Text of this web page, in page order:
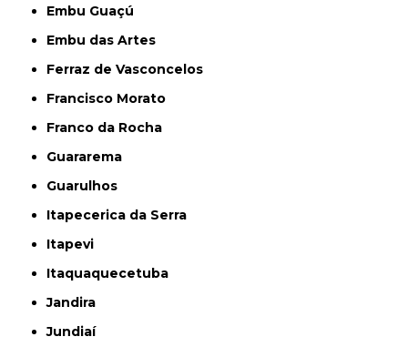
Embu Guaçú
Embu das Artes
Ferraz de Vasconcelos
Francisco Morato
Franco da Rocha
Guararema
Guarulhos
Itapecerica da Serra
Itapevi
Itaquaquecetuba
Jandira
Jundiaí